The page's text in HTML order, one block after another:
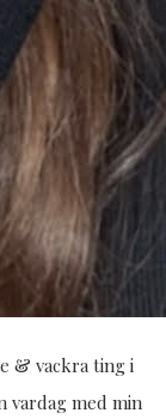
& vackra ting i
vardag med min